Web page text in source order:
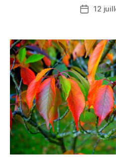
12